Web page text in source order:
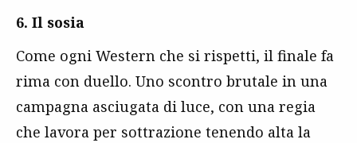
6. Il sosia
Come ogni Western che si rispetti, il finale fa
rima con duello. Uno scontro brutale in una
campagna asciugata di luce, con una regia
che lavora per sottrazione tenendo alta la